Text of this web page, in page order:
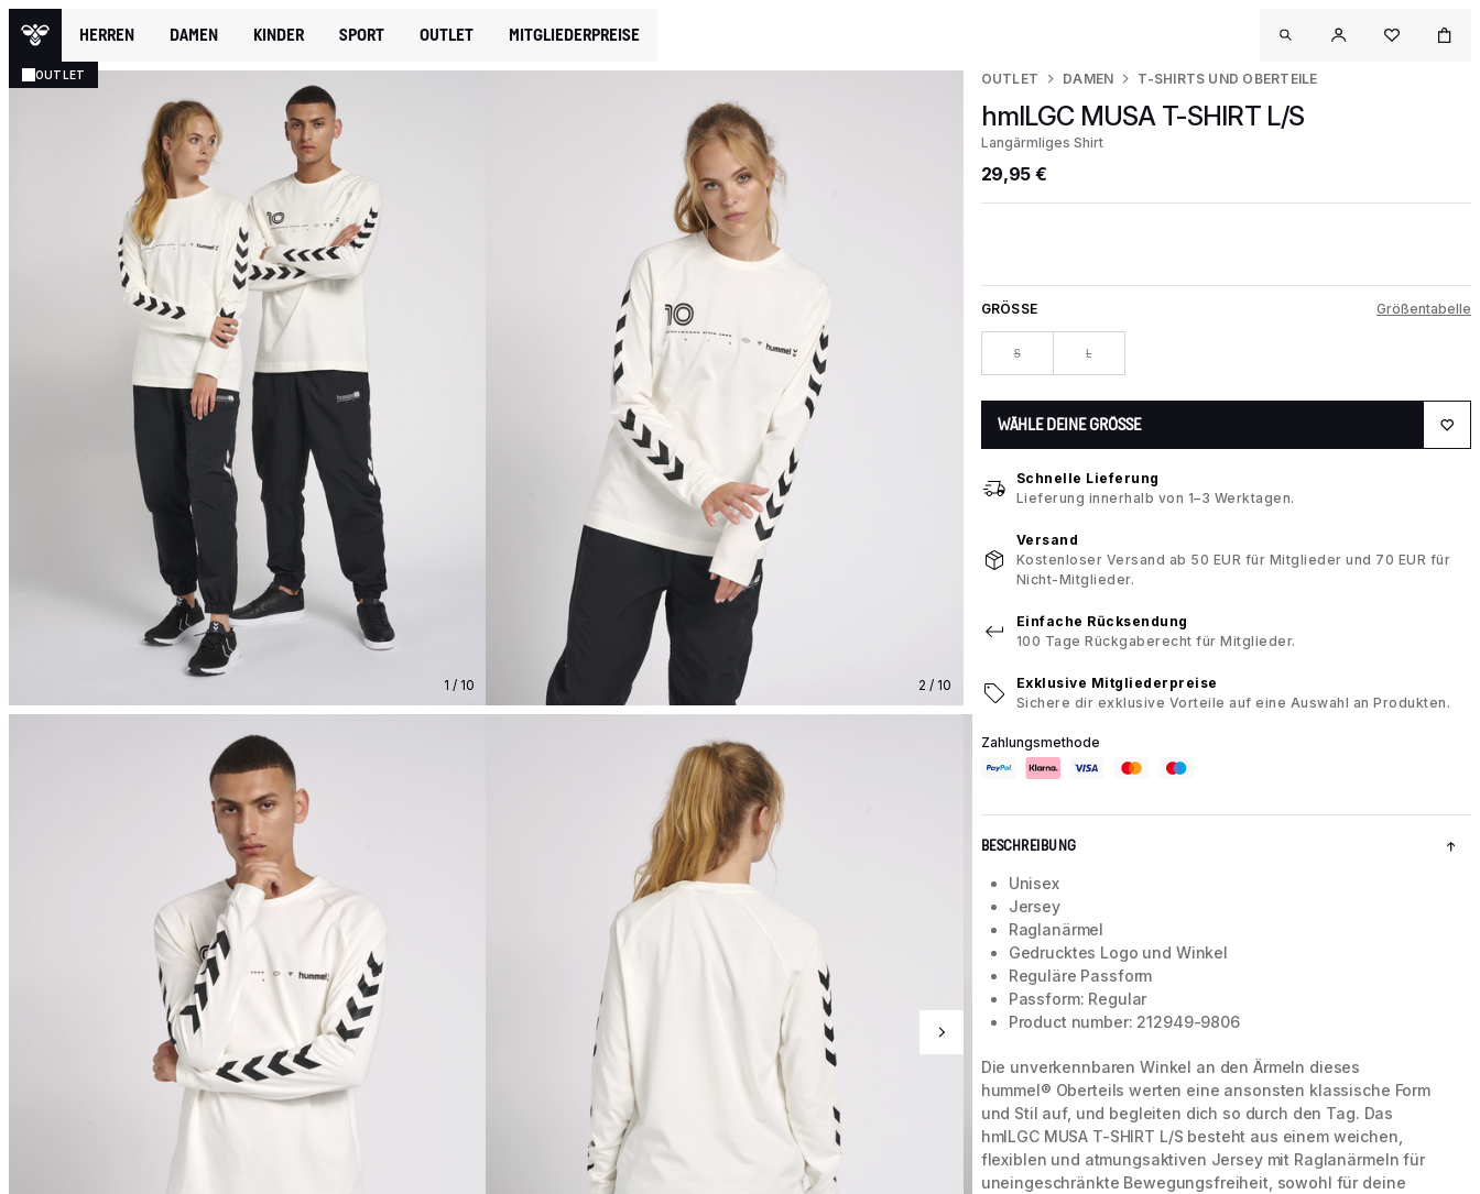
HERREN DAMEN KINDER SPORT OUTLET MITGLIEDERPREISE
OUTLET
1 / 10 2 / 10
OUTLET DAMEN T-SHIRTS UND OBERTEILE
hmlLGC MUSA T-SHIRT L/S
Langärmliges Shirt
29,95 €
GRÖSSE Größentabelle
S L
WÄHLE DEINE GRÖSSE
Schnelle Lieferung
Lieferung innerhalb von 1–3 Werktagen.
Versand
Kostenloser Versand ab 50 EUR für Mitglieder und 70 EUR für
Nicht-Mitglieder.
Einfache Rücksendung
100 Tage Rückgaberecht für Mitglieder.
Exklusive Mitgliederpreise
Sichere dir exklusive Vorteile auf eine Auswahl an Produkten.
Zahlungsmethode
BESCHREIBUNG
Unisex
Jersey
Raglanärmel
Gedrucktes Logo und Winkel
Reguläre Passform
Passform: Regular
Product number: 212949-9806
Die unverkennbaren Winkel an den Ärmeln dieses
hummel® Oberteils werten eine ansonsten klassische Form
und Stil auf, und begleiten dich so durch den Tag. Das
hmlLGC MUSA T-SHIRT L/S besteht aus einem weichen,
flexiblen und atmungsaktiven Jersey mit Raglanärmeln für
uneingeschränkte Bewegungsfreiheit, sowohl für deine